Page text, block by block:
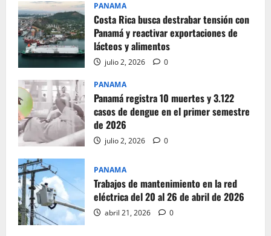
PANAMA
Costa Rica busca destrabar tensión con
Panamá y reactivar exportaciones de
lácteos y alimentos
julio 2, 2026 0
PANAMA
Panamá registra 10 muertes y 3.122
casos de dengue en el primer semestre
de 2026
julio 2, 2026 0
PANAMA
Trabajos de mantenimiento en la red
eléctrica del 20 al 26 de abril de 2026
abril 21, 2026 0